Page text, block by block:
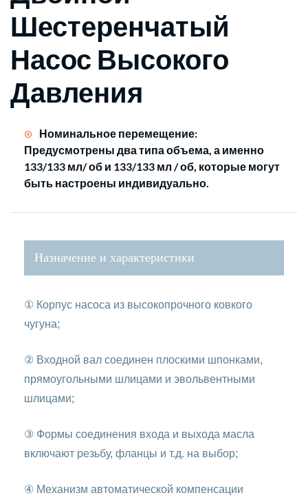
Шестеренчатый
Насос Высокого
Давления
Номинальное перемещение:
Предусмотрены два типа объема, а именно
133/133 мл/ об и 133/133 мл / об, которые могут
быть настроены индивидуально.
Назначение и характеристики
① Корпус насоса из высокопрочного ковкого
чугуна;
② Входной вал соединен плоскими шпонками,
прямоугольными шлицами и эвольвентными
шлицами;
③ Формы соединения входа и выхода масла
включают резьбу, фланцы и т.д. на выбор;
④ Механизм автоматической компенсации